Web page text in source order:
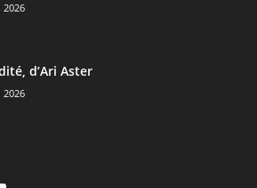
2026
d’Ari Aster
2026